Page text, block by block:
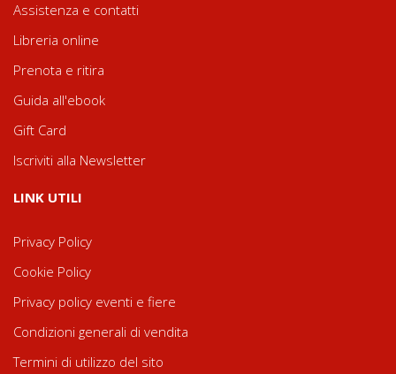
Assistenza e contatti
Libreria online
Prenota e ritira
Guida all'ebook
Gift Card
Iscriviti alla Newsletter
LINK UTILI
Privacy Policy
Cookie Policy
Privacy policy eventi e fiere
Condizioni generali di vendita
Termini di utilizzo del sito